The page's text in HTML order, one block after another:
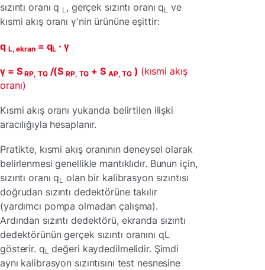
sızıntı oranı q L, gerçek sızıntı oranı qL ve
kısmi akış oranı γ'nin ürününe eşittir:
q L, ekran= qL · γ
γ = SRP, TG/(SRP, TG + S AP, TG ) (kısmi akış
oranı)
Kısmi akış oranı yukarıda belirtilen ilişki
aracılığıyla hesaplanır.
Pratikte, kısmi akış oranının deneysel olarak
belirlenmesi genellikle mantıklıdır. Bunun için,
sızıntı oranı qL olan bir kalibrasyon sızıntısı
doğrudan sızıntı dedektörüne takılır
(yardımcı pompa olmadan çalışma).
Ardından sızıntı dedektörü, ekranda sızıntı
dedektörünün gerçek sızıntı oranını qL
gösterir. qL değeri kaydedilmelidir. Şimdi
aynı kalibrasyon sızıntısını test nesnesine